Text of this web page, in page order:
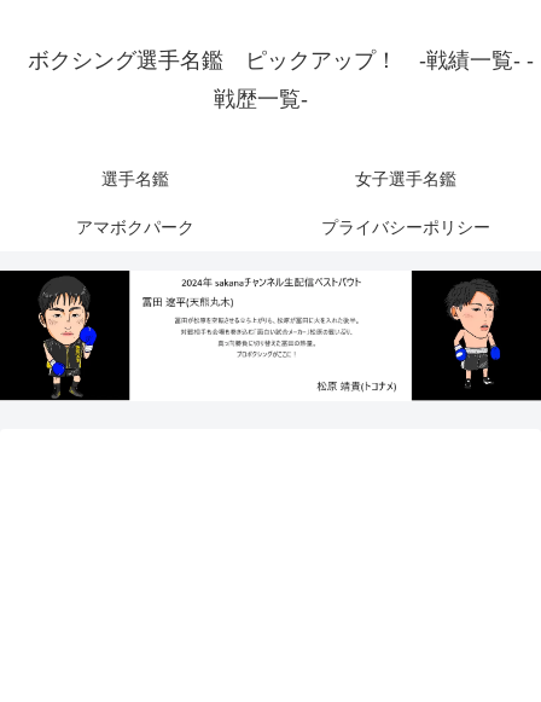
ボクシング選手名鑑 ピックアップ！ -戦績一覧- -
戦歴一覧-
選手名鑑 女子選手名鑑
アマボクパーク プライバシーポリシー